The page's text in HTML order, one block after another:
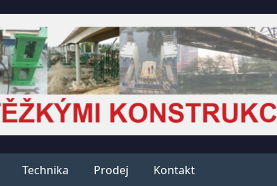
Technika Prodej Kontakt